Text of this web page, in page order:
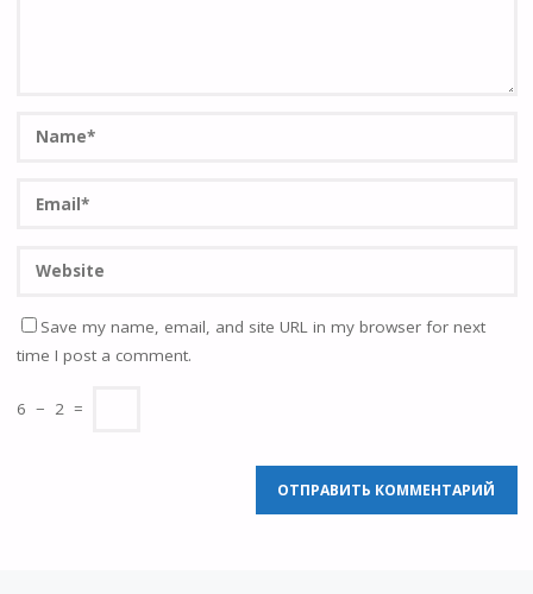
Save my name, email, and site URL in my browser for next
time I post a comment.
6 − 2 =